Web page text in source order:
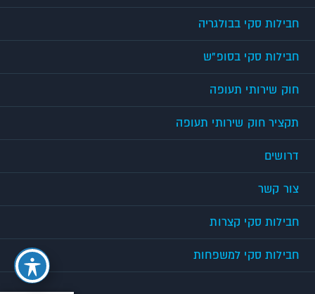
חבילות סקי בבולגריה
חבילות סקי בסופ"ש
חוק שירותי תעופה
תקציר חוק שירותי תעופה
דרושים
צור קשר
חבילות סקי קצרות
חבילות סקי למשפחות